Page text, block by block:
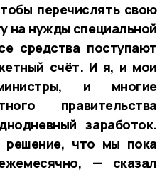
перечислять свою
на нужды специальной
средства поступают
счёт. И я, и мои
и многие
правительства
заработок.
решение, что мы пока
— сказал